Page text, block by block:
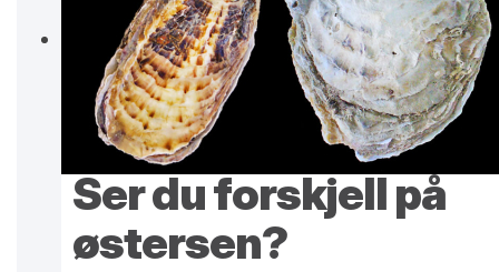
Ser du forskjell på
østersen?